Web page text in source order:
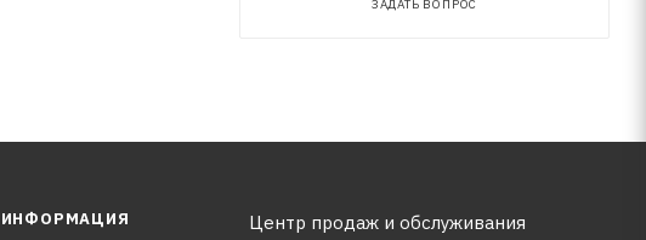
ЗАДАТЬ ВОПРОС
ИНФОРМАЦИЯ
Центр продаж и обслуживания